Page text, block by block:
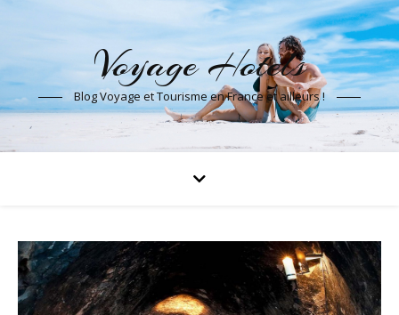
Voyage Hotels
Blog Voyage et Tourisme en France et ailleurs !